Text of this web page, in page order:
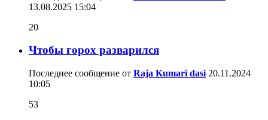
13.08.2025 15:04
20
Чтобы горох разварился
Последнее сообщение от Raja Kumari dasi 20.11.2024
10:05
53